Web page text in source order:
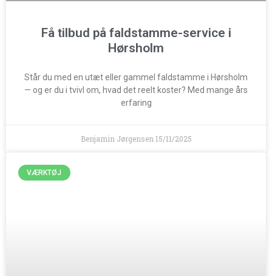
Få tilbud på faldstamme-service i
Hørsholm
Står du med en utæt eller gammel faldstamme i Hørsholm
— og er du i tvivl om, hvad det reelt koster? Med mange års
erfaring
Benjamin Jørgensen 15/11/2025
VÆRKTØJ